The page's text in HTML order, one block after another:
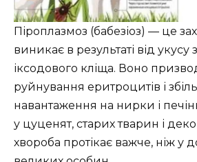
Піроплазмоз (бабезіоз) — це
виникає в результаті від укусу
іксодового кліща. Воно
руйнування еритроцитів і
навантаження на нирки і
у цуценят, старих тварин і
хвороба протікає важче, ніж у